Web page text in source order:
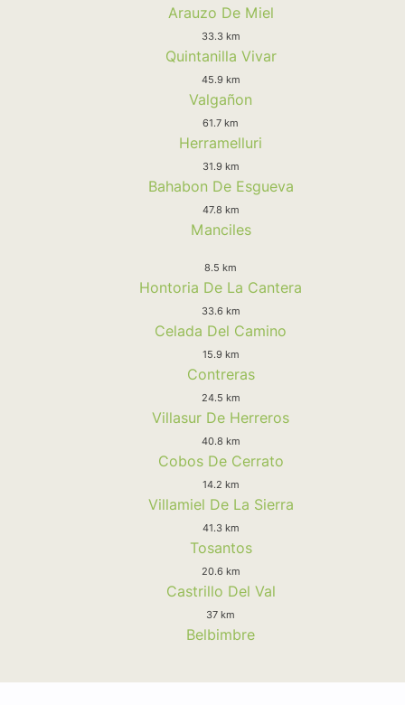
Arauzo De Miel
33.3 km
Quintanilla Vivar
45.9 km
Valgañon
61.7 km
Herramelluri
31.9 km
Bahabon De Esgueva
47.8 km
Manciles
8.5 km
Hontoria De La Cantera
33.6 km
Celada Del Camino
15.9 km
Contreras
24.5 km
Villasur De Herreros
40.8 km
Cobos De Cerrato
14.2 km
Villamiel De La Sierra
41.3 km
Tosantos
20.6 km
Castrillo Del Val
37 km
Belbimbre